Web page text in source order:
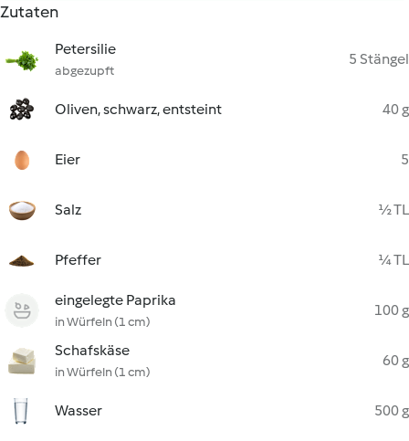
Zutaten
Petersilie
abgezupft
5 Stängel
Oliven, schwarz, entsteint 40 g
Eier 5
Salz ½ TL
Pfeffer ¼ TL
eingelegte Paprika
in Würfeln (1 cm)
100 g
Schafskäse
in Würfeln (1 cm)
60 g
Wasser 500 g